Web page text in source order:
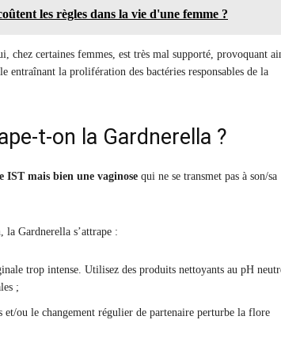
les règles dans la vie d'une femme ?
chez certaines femmes, est très mal supporté, provoquant
entraînant la prolifération des bactéries responsables de la
t-on la Gardnerella ?
IST mais bien une vaginosequi ne se transmet pas à son/sa
la Gardnerella s’attrape :
trop intense. Utilisez des produits nettoyants au pH
;
et/ou le changement régulier de partenaire perturbe la flore